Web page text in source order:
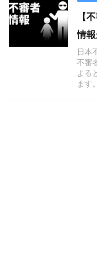
【
情
日本
不審
よる
ます